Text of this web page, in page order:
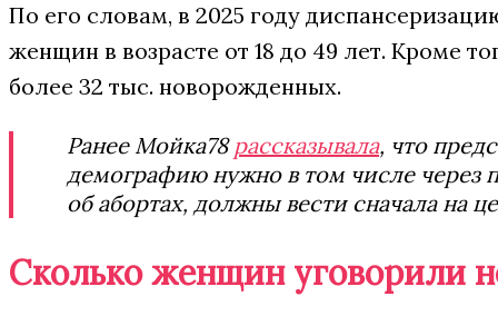
По его словам, в 2025 году
женщин в возрасте от 18 до 49 лет. Кроме
более 32 тыс. новорожденных.
Ранее Мойка78 рассказывала, что
демографию нужно в том числе через
об абортах, должны вести сначала на
Сколько женщин уговорили